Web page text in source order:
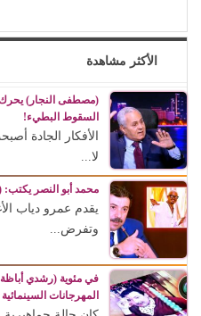
الأكثر مشاهدة
(مصطفى النجار) يحرك
السقوط البطيء!
الأفكار الجادة
لا...
محمد أبو النصر يكتب:
يقدم عمرو دياب
وتفرض...
في مئوية (رشدي
المهرجانات السينمائية